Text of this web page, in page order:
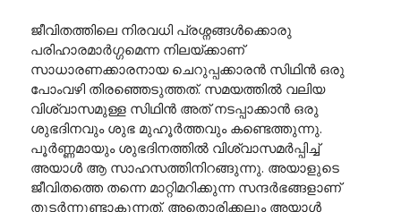
ജീവിതത്തിലെ നിരവധി പ്രശ്നങ്ങൾക്കൊരു
പരിഹാരമാർഗ്ഗമെന്ന നിലയ്ക്കാണ്
സാധാരണക്കാരനായ ചെറുപ്പക്കാരൻ സിഥിൻ ഒരു
പോംവഴി തിരഞ്ഞെടുത്തത്. സമയത്തിൽ വലിയ
വിശ്വാസമുള്ള സിഥിൻ അത് നടപ്പാക്കാൻ ഒരു
ശുഭദിനവും ശുഭ മുഹൂർത്തവും കണ്ടെത്തുന്നു.
പൂർണ്ണമായും ശുഭദിനത്തിൽ വിശ്വാസമർപ്പിച്ച്
അയാൾ ആ സാഹസത്തിനിറങ്ങുന്നു. അയാളുടെ
ജീവിതത്തെ തന്നെ മാറ്റിമറിക്കുന്ന സന്ദർഭങ്ങളാണ്
തുടർന്നുണ്ടാകുന്നത്. അതൊരിക്കലും അയാൾ